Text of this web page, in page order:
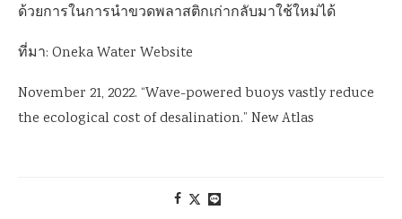
ด้วยการในการนำขวดพลาสติกเก่ากลับมาใช้ใหม่ได้
ที่มา: Oneka Water Website
November 21, 2022. “Wave-powered buoys vastly reduce
the ecological cost of desalination.” New Atlas